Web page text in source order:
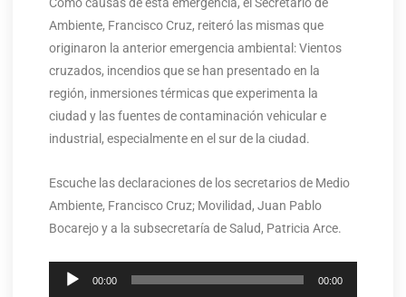
Ambiente, Francisco Cruz, reiteró las mismas que
originaron la anterior emergencia ambiental: Vientos
cruzados, incendios que se han presentado en la
región, inmersiones térmicas que experimenta la
ciudad y las fuentes de contaminación vehicular e
industrial, especialmente en el sur de la ciudad.
Escuche las declaraciones de los secretarios de Medio
Ambiente, Francisco Cruz; Movilidad, Juan Pablo
Bocarejo y a la subsecretaría de Salud, Patricia Arce.
Reproductor
00:00 00:00